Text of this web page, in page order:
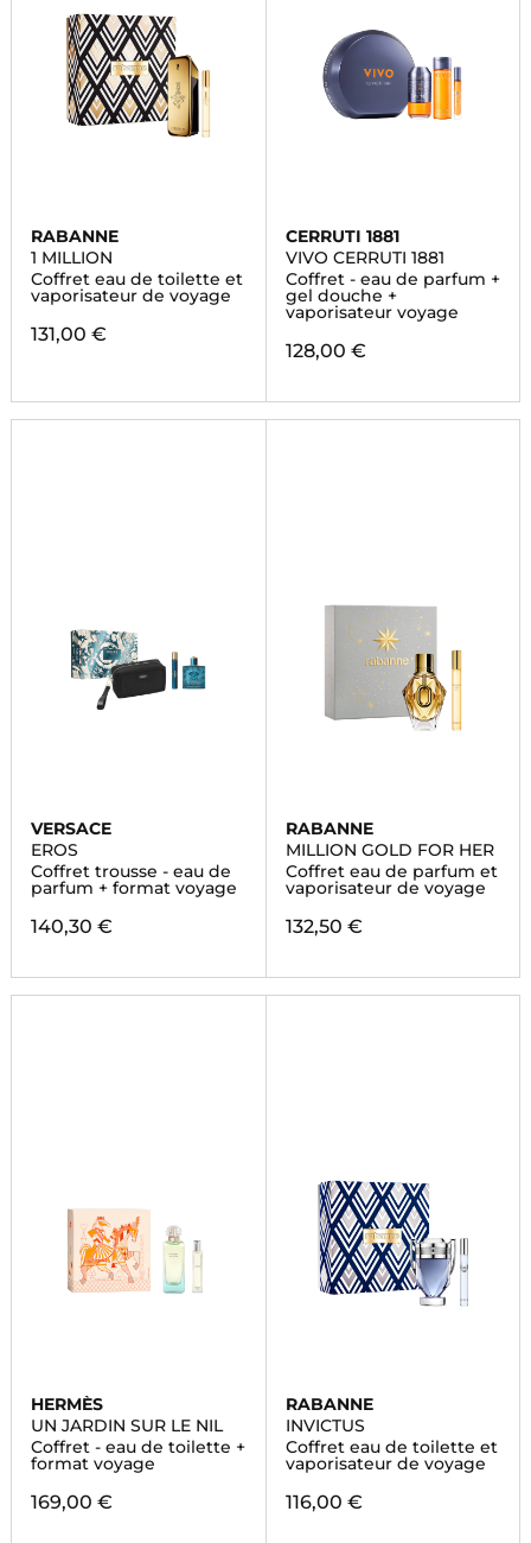
RABANNE
1 MILLION
Coffret eau de toilette et
vaporisateur de voyage
131,00 €
CERRUTI 1881
VIVO CERRUTI 1881
Coffret - eau de parfum +
gel douche +
vaporisateur voyage
128,00 €
VERSACE
EROS
Coffret trousse - eau de
parfum + format voyage
140,30 €
RABANNE
MILLION GOLD FOR HER
Coffret eau de parfum et
vaporisateur de voyage
132,50 €
HERMÈS
UN JARDIN SUR LE NIL
Coffret - eau de toilette +
format voyage
169,00 €
RABANNE
INVICTUS
Coffret eau de toilette et
vaporisateur de voyage
116,00 €